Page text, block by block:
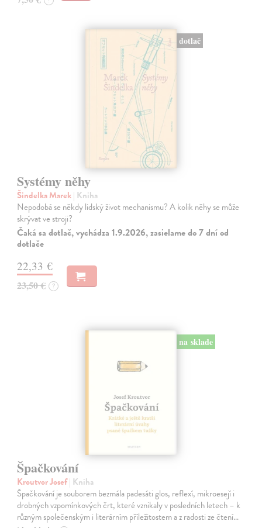
dotlač
Systémy něhy
Šindelka Marek| Kniha
Nepodobá se někdy lidský život mechanismu? A kolik něhy se může
skrývat ve stroji?
Čaká sa dotlač, vychádza 1.9.2026, zasielame do 7 dní od
dotlače
22,33 €
23,50 € ?
na sklade
Špačkování
Kroutvor Josef| Kniha
Špačkování je souborem bezmála padesáti glos, reflexí, mikroesejí i
drobných vzpomínkových črt, které vznikaly v posledních letech – k
různým společenským i literárním příležitostem a z radosti ze čtení…